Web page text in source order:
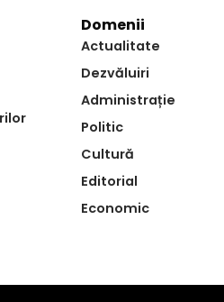
Domenii
Actualitate
Dezvăluiri
Administrație
Politic
Cultură
Editorial
Economic